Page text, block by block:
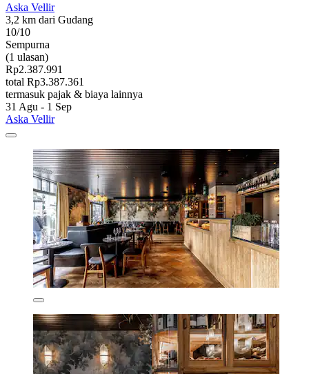
Aska Vellir
3,2 km dari Gudang
10/10
Sempurna
(1 ulasan)
Rp2.387.991
total Rp3.387.361
termasuk pajak & biaya lainnya
31 Agu - 1 Sep
Aska Vellir